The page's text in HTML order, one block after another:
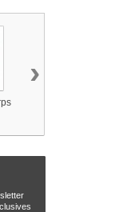
›